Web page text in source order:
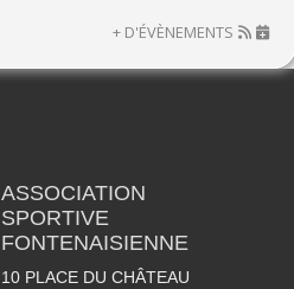
+ D'ÉVÈNEMENTS
ASSOCIATION
SPORTIVE
FONTENAISIENNE
10 PLACE DU CHÂTEAU